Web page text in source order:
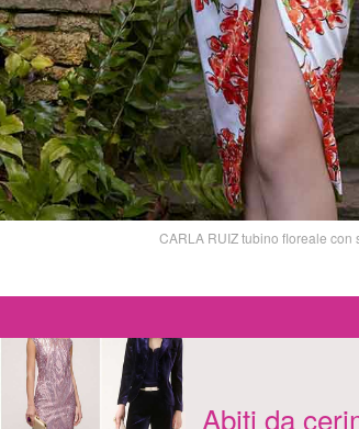
CARLA RUIZ tubino floreale con
Abiti da